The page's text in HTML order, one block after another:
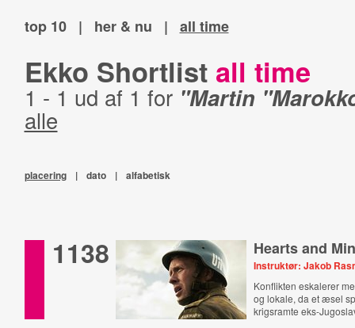
top 10 | her & nu | all time
Ekko Shortlist all time
1 - 1 ud af 1 for "Martin
alle
placering | dato | alfabetisk
1138 Hearts and
Instruktør: Jakob
Konflikten eskalerer
og lokale, da et æsel
krigsramte eks-